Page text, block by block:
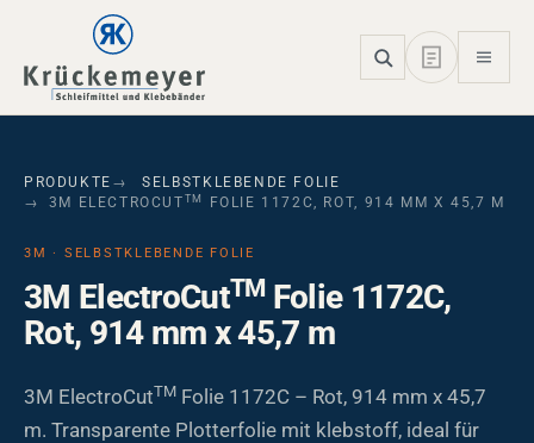
Skip to main navigation
Skip to main content
Skip to page footer
PRODUKTE
SELBSTKLEBENDE FOLIE
3M ELECTROCUT TM FOLIE 1172C, ROT, 914 MM X 45,7 M
3M · SELBSTKLEBENDE FOLIE
3M ElectroCutTMFolie 1172C,
Rot, 914 mm x 45,7 m
3M ElectroCutTM Folie 1172C – Rot, 914 mm x 45,7
m. Transparente Plotterfolie mit klebstoff, ideal für